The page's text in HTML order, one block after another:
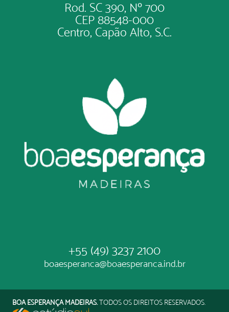
Rod. SC 390, Nº 700
CEP 88548-000
Centro, Capão Alto, S.C.
+55 (49) 3237 2100
boaesperanca@boaesperanca.ind.br
BOA ESPERANÇA MADEIRAS.TODOS OS DIREITOS RESERVADOS.